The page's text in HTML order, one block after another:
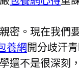
密。現在我們
養網開分歧汗
還不是很深刻